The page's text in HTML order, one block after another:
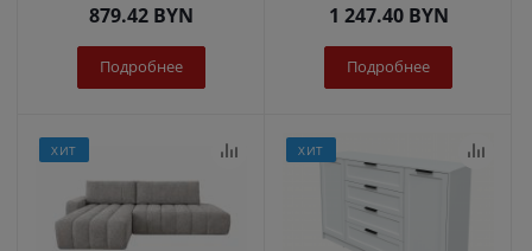
879.42 BYN
Подробнее
1 247.40BYN
Подробнее
ХИТ ХИТ